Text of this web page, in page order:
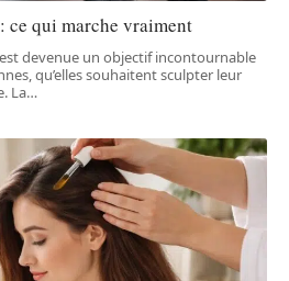
ce qui marche vraiment
devenue un objectif incontournable
qu’elles souhaitent sculpter leur
La…